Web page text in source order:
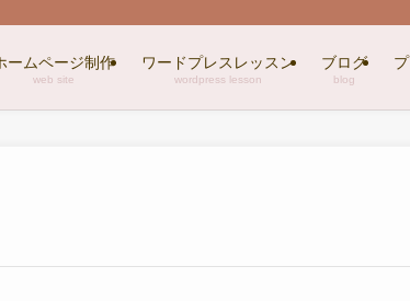
ームページ制作
web site
ワードプレスレッスン
wordpress lesson
ブログ
blog